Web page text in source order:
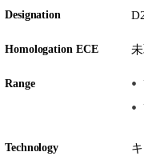
Designation
Homologation ECE
Range
Technology